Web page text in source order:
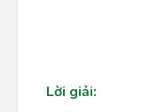
Lời giải: